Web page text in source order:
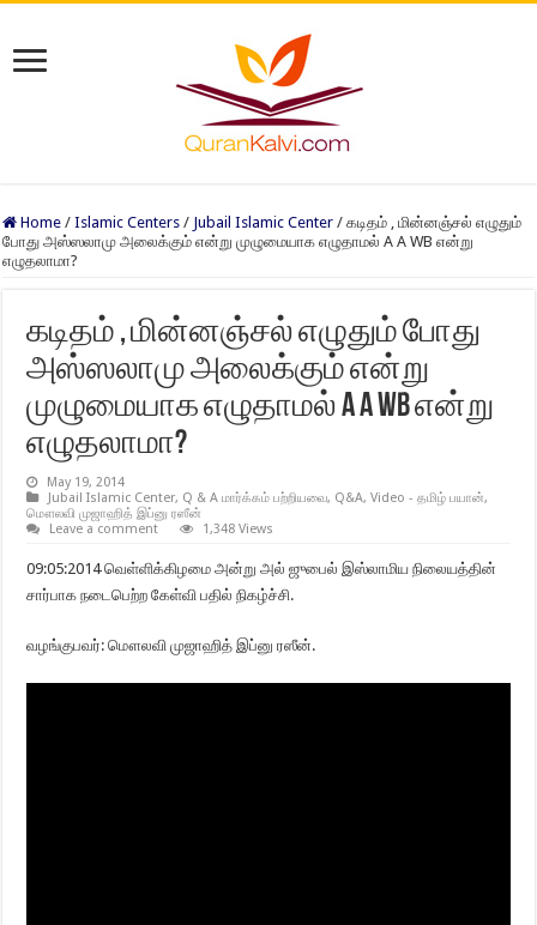
Home / Islamic Centers / Jubail Islamic Center / கடிதம் , மின்னஞ்சல் எழுதும்
போது அஸ்ஸலாமு அலைக்கும் என்று முழுமையாக எழுதாமல் A A WB என்று
எழுதலாமா?
கடிதம் , மின்னஞ்சல் எழுதும் போது
அஸ்ஸலாமு அலைக்கும் என்று
முழுமையாக எழுதாமல் A A WB என்று
எழுதலாமா?
May 19, 2014
Jubail Islamic Center, Q & A மார்க்கம் பற்றியவை, Q&A,Video - தமிழ் பயான்,
மௌலவி முஜாஹித் இப்னு ரஸீன்
Leave a comment
1,348 Views
09:05:2014 வெள்ளிக்கிழமை அன்று அல் ஜுபைல் இஸ்லாமிய நிலையத்தின்
சார்பாக நடைபெற்ற கேள்வி பதில் நிகழ்ச்சி.
வழங்குபவர்: மௌலவி முஜாஹித் இப்னு ரஸீன்.